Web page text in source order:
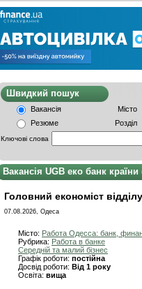
Швидкий
Вакансія
Місто
Резюме
Розділ
Ключові слова
Вакансія UGB еко банк
Головний економіст
07.08.2026, Одеса
Місто: Работа Одесса: банк,
Рубрика: Работа в банке
Середній та малий бізнес
Графік роботи: постійна
Досвід роботи: Від 1 року
Освіта: вища